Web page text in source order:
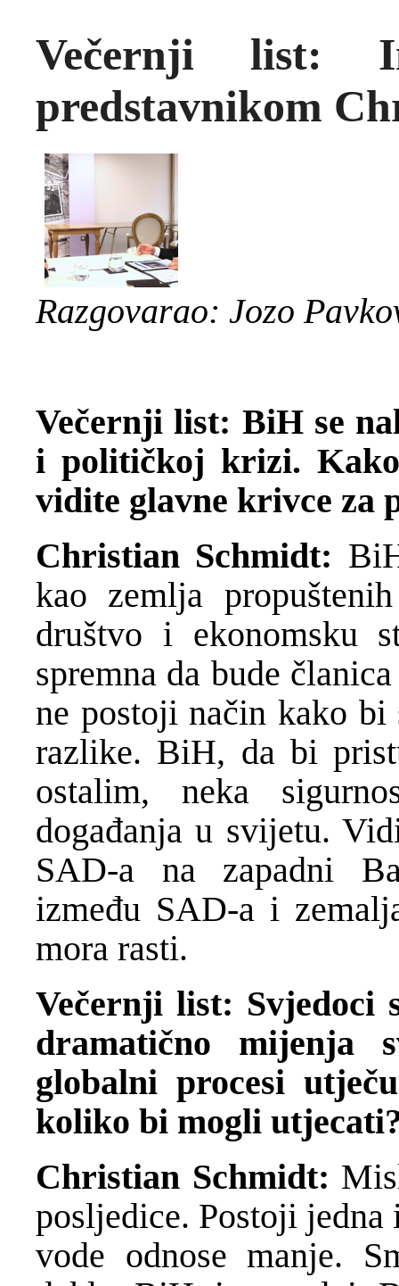
Večernji list:
predstavnikom
Razgovarao: Jozo
Večernji list: BiH se
i političkoj krizi.
vidite glavne krivce za
Christian Schmidt:
kao zemlja
društvo i ekonomsku
spremna da bude
ne postoji način kako
razlike. BiH, da bi
ostalim, neka
događanja u svijetu.
SAD-a na zapadni
između SAD-a i
mora rasti.
Večernji list: Svjedoci
dramatično mijenja
globalni procesi
koliko bi mogli
Christian Schmidt:
posljedice. Postoji
vode odnose manje.